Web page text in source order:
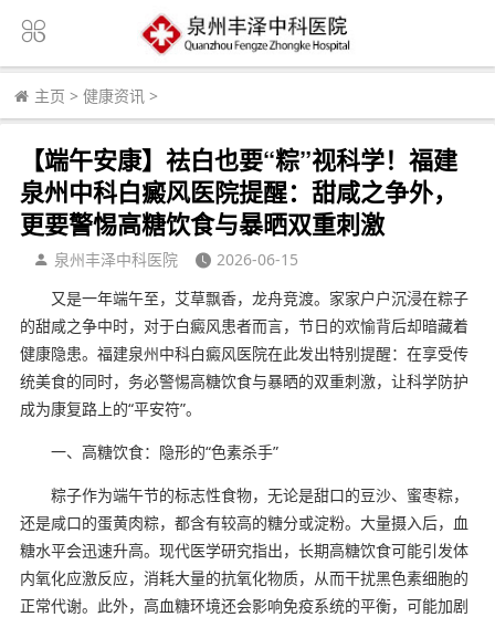
主页 > 健康资讯 >
【端午安康】祛白也要“粽”视科学！福建
泉州中科白癜风医院提醒：甜咸之争外，
更要警惕高糖饮食与暴晒双重刺激
泉州丰泽中科医院
2026-06-15
又是一年端午至，艾草飘香，龙舟竞渡。家家户户沉浸在粽子
的甜咸之争中时，对于白癜风患者而言，节日的欢愉背后却暗藏着
健康隐患。福建泉州中科白癜风医院在此发出特别提醒：在享受传
统美食的同时，务必警惕高糖饮食与暴晒的双重刺激，让科学防护
成为康复路上的“平安符”。
一、高糖饮食：隐形的“色素杀手”
粽子作为端午节的标志性食物，无论是甜口的豆沙、蜜枣粽，
还是咸口的蛋黄肉粽，都含有较高的糖分或淀粉。大量摄入后，血
糖水平会迅速升高。现代医学研究指出，长期高糖饮食可能引发体
内氧化应激反应，消耗大量的抗氧化物质，从而干扰黑色素细胞的
正常代谢。此外，高血糖环境还会影响免疫系统的平衡，可能加剧